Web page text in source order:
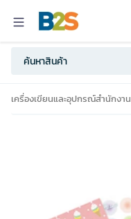
เครื่องเขียนและอุปกรณ์สำนักงาน